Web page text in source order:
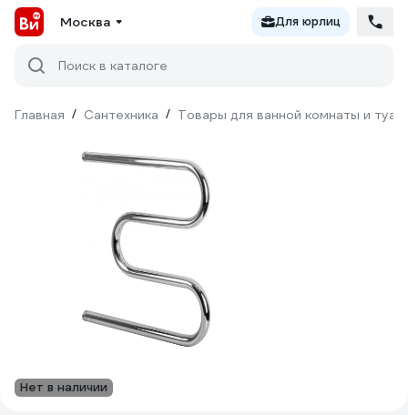
Москва Для юрлиц
Поиск в каталоге
Главная / Сантехника / Товары для ванной комнаты и
Нет в наличии